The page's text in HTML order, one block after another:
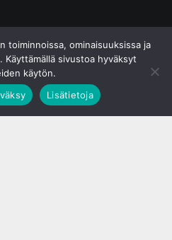
toiminnoissa, ominaisuuksissa ja
Käyttämällä sivustoa hyväksyt
käytön.
Lisätietoja